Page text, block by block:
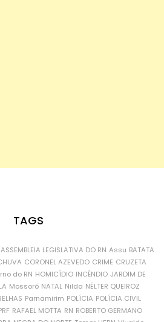
TAGS
ASSEMBLEIA LEGISLATIVA DO RN Assu BATATA
CORONEL AZEVEDO CRIME CRUZETA
do RN HOMICÍDIO INCÊNDIO JARDIM DE
Mossoró NATAL Nilda NÉLTER QUEIROZ
Parnamirim POLÍCIA POLÍCIA CIVIL
RAFAEL MOTTA RN ROBERTO GERMANO